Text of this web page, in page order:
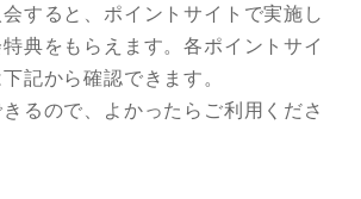
すると、ポイントサイトで実施し
典をもらえます。各ポイントサイ
記から確認できます。
るので、よかったらご利用くださ